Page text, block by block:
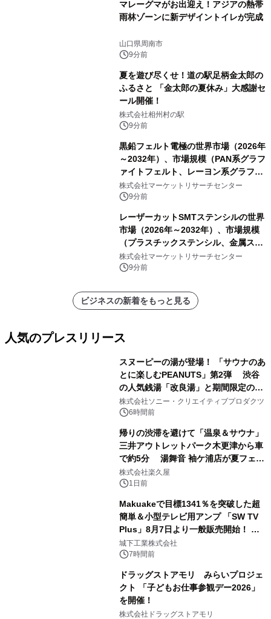
マレーグマがお出迎え！アジアの熱帯
雨林ゾーンに新デザイントイレが完成
山口県周南市
9分前
夏を遊び尽くせ！道の駅足柄金太郎の
ふるさと 「金太郎の夏休み」大感謝セ
ール開催！
株式会社相州村の駅
9分前
黒鉛フェルト電極の世界市場（2026年
～2032年）、市場規模（PAN系グラフ
ァイトフェルト、レーヨン系グラファ
イトフェルト、ピッチ系グラファイト
フェルト）・分析レポートを発表
株式会社マーケットリサーチセンター
9分前
レーザーカットSMTステンシルの世界
市場（2026年～2032年）、市場規模
（プラスチックステンシル、金属ステ
ンシル）・分析レポートを発表
株式会社マーケットリサーチセンター
9分前
ビジネスの新着をもっと見る
人気のプレスリリース
スヌーピーの湯が登場！ 「サウナのあ
とに楽しむPEANUTS」第2弾 渋谷
の人気銭湯「改良湯」と期間限定のコ
ラボレーション サウナイキタイコラ
ボグッズも発売決定！
株式会社ソニー・クリエイティブプロダクツ
6時間前
帰りの渋滞を避けて「温泉＆サウナ」
三井アウトレットパーク木更津から車
で約5分 湯舞音 袖ケ浦店が夏フェア
メニューを提供
株式会社楽久屋
1日前
Makuakeで目標1341％を突破した超
簡単＆小型テレビ用アンプ 「SW TV
Plus」8月7日より一般販売開始！ ケ
ーブル1本つなぐだけ、テレビの音が
ぐっと豊かに
城下工業株式会社
7時間前
ドラッグストアモリ みらいプロジェ
クト 「子どもお仕事参観デー2026」
を開催！
株式会社ドラッグストアモリ